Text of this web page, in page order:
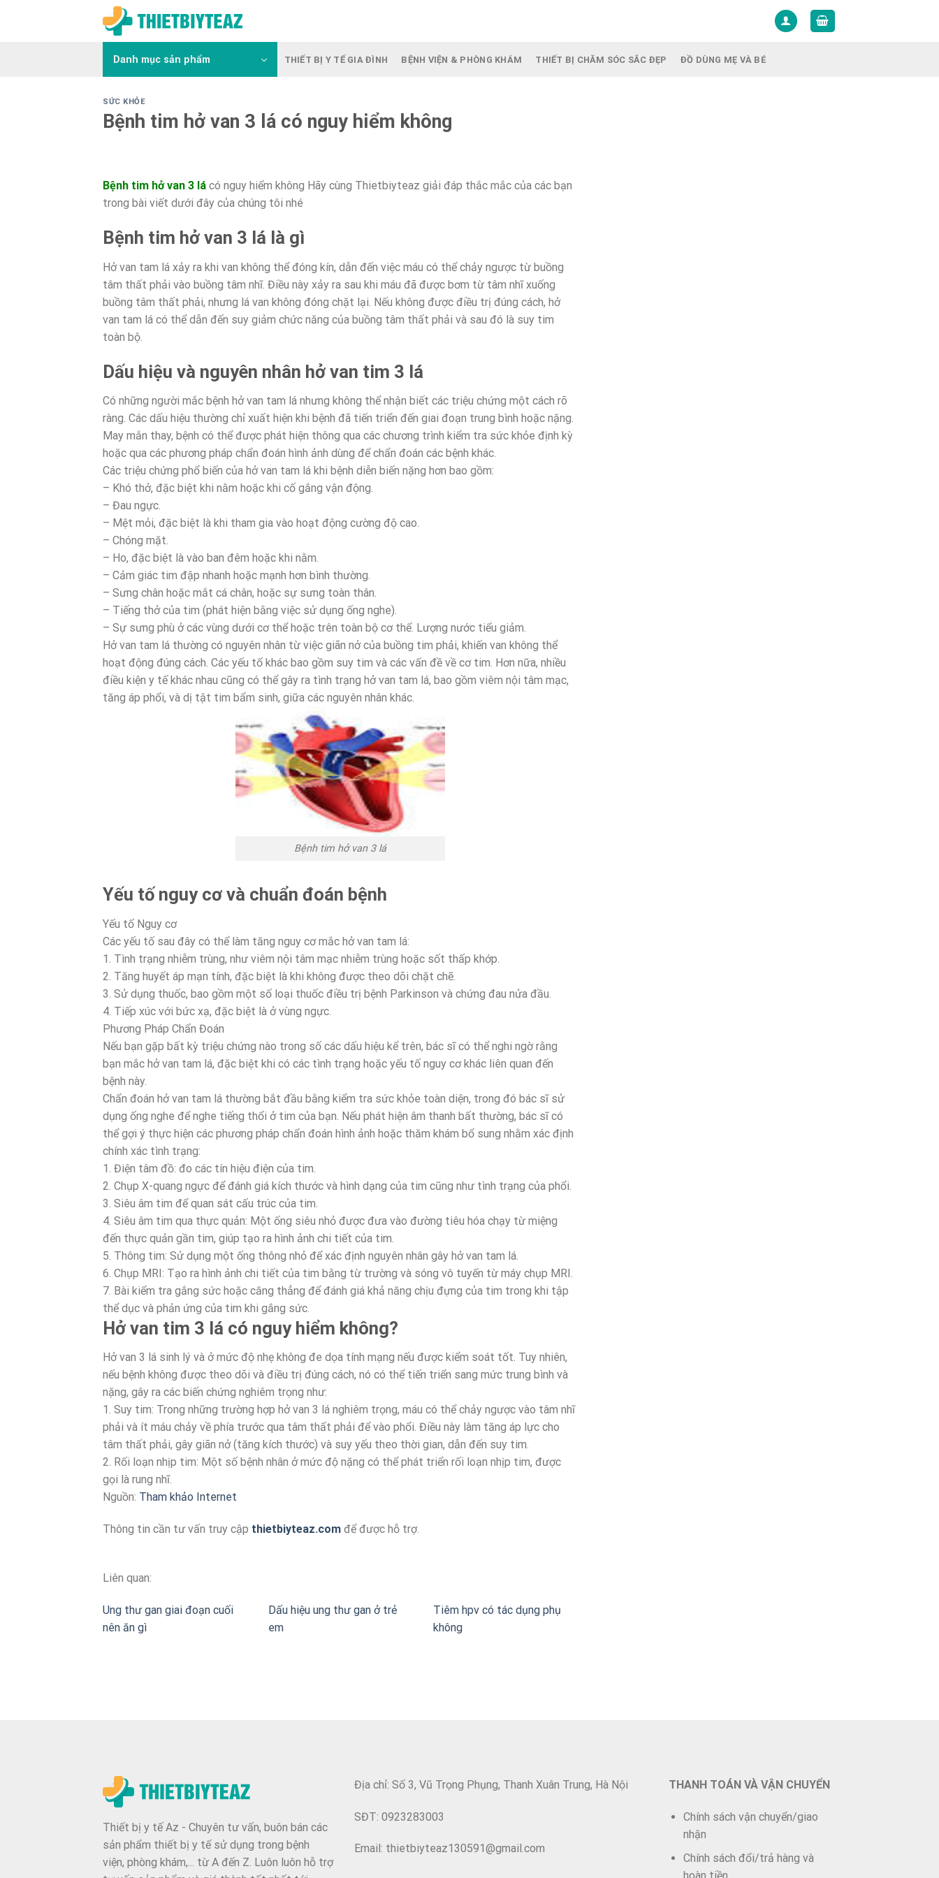
Danh mục sản phẩm THIẾT BỊ Y TẾ GIA ĐÌNH BỆNH VIỆN & PHÒNG KHÁM THIẾT BỊ CHĂM SÓC SẮC ĐẸP ĐỒ DÙNG MẸ VÀ BÉ
SỨC KHỎE
Bệnh tim hở van 3 lá có nguy hiểm không
Bệnh tim hở van 3 lá có nguy hiểm không Hãy cùng Thietbiyteaz giải đáp thắc mắc của các bạn
trong bài viết dưới đây của chúng tôi nhé
Bệnh tim hở van 3 lá là gì
Hở van tam lá xảy ra khi van không thể đóng kín, dẫn đến việc máu có thể chảy ngược từ buồng
tâm thất phải vào buồng tâm nhĩ. Điều này xảy ra sau khi máu đã được bơm từ tâm nhĩ xuống
buồng tâm thất phải, nhưng lá van không đóng chặt lại. Nếu không được điều trị đúng cách, hở
van tam lá có thể dẫn đến suy giảm chức năng của buồng tâm thất phải và sau đó là suy tim
toàn bộ.
Dấu hiệu và nguyên nhân hở van tim 3 lá
Có những người mắc bệnh hở van tam lá nhưng không thể nhận biết các triệu chứng một cách rõ
ràng. Các dấu hiệu thường chỉ xuất hiện khi bệnh đã tiến triển đến giai đoạn trung bình hoặc nặng.
May mắn thay, bệnh có thể được phát hiện thông qua các chương trình kiểm tra sức khỏe định kỳ
hoặc qua các phương pháp chẩn đoán hình ảnh dùng để chẩn đoán các bệnh khác.
Các triệu chứng phổ biến của hở van tam lá khi bệnh diễn biến nặng hơn bao gồm:
– Khó thở, đặc biệt khi nằm hoặc khi cố gắng vận động.
– Đau ngực.
– Mệt mỏi, đặc biệt là khi tham gia vào hoạt động cường độ cao.
– Chóng mặt.
– Ho, đặc biệt là vào ban đêm hoặc khi nằm.
– Cảm giác tim đập nhanh hoặc mạnh hơn bình thường.
– Sưng chân hoặc mắt cá chân, hoặc sự sưng toàn thân.
– Tiếng thở của tim (phát hiện bằng việc sử dụng ống nghe).
– Sự sưng phù ở các vùng dưới cơ thể hoặc trên toàn bộ cơ thể. Lượng nước tiểu giảm.
Hở van tam lá thường có nguyên nhân từ việc giãn nở của buồng tim phải, khiến van không thể
hoạt động đúng cách. Các yếu tố khác bao gồm suy tim và các vấn đề về cơ tim. Hơn nữa, nhiều
điều kiện y tế khác nhau cũng có thể gây ra tình trạng hở van tam lá, bao gồm viêm nội tâm mạc,
tăng áp phổi, và dị tật tim bẩm sinh, giữa các nguyên nhân khác.
Bệnh tim hở van 3 lá
Yếu tố nguy cơ và chuẩn đoán bệnh
Yếu tố Nguy cơ
Các yếu tố sau đây có thể làm tăng nguy cơ mắc hở van tam lá:
1. Tình trạng nhiễm trùng, như viêm nội tâm mạc nhiễm trùng hoặc sốt thấp khớp.
2. Tăng huyết áp mạn tính, đặc biệt là khi không được theo dõi chặt chẽ.
3. Sử dụng thuốc, bao gồm một số loại thuốc điều trị bệnh Parkinson và chứng đau nửa đầu.
4. Tiếp xúc với bức xạ, đặc biệt là ở vùng ngực.
Phương Pháp Chẩn Đoán
Nếu bạn gặp bất kỳ triệu chứng nào trong số các dấu hiệu kể trên, bác sĩ có thể nghi ngờ rằng
bạn mắc hở van tam lá, đặc biệt khi có các tình trạng hoặc yếu tố nguy cơ khác liên quan đến
bệnh này.
Chẩn đoán hở van tam lá thường bắt đầu bằng kiểm tra sức khỏe toàn diện, trong đó bác sĩ sử
dụng ống nghe để nghe tiếng thổi ở tim của bạn. Nếu phát hiện âm thanh bất thường, bác sĩ có
thể gợi ý thực hiện các phương pháp chẩn đoán hình ảnh hoặc thăm khám bổ sung nhằm xác định
chính xác tình trạng:
1. Điện tâm đồ: đo các tín hiệu điện của tim.
2. Chụp X-quang ngực để đánh giá kích thước và hình dạng của tim cũng như tình trạng của phổi.
3. Siêu âm tim để quan sát cấu trúc của tim.
4. Siêu âm tim qua thực quản: Một ống siêu nhỏ được đưa vào đường tiêu hóa chạy từ miệng
đến thực quản gần tim, giúp tạo ra hình ảnh chi tiết của tim.
5. Thông tim: Sử dụng một ống thông nhỏ để xác định nguyên nhân gây hở van tam lá.
6. Chụp MRI: Tạo ra hình ảnh chi tiết của tim bằng từ trường và sóng vô tuyến từ máy chụp MRI.
7. Bài kiểm tra gắng sức hoặc căng thẳng để đánh giá khả năng chịu đựng của tim trong khi tập
thể dục và phản ứng của tim khi gắng sức.
Hở van tim 3 lá có nguy hiểm không?
Hở van 3 lá sinh lý và ở mức độ nhẹ không đe dọa tính mạng nếu được kiểm soát tốt. Tuy nhiên,
nếu bệnh không được theo dõi và điều trị đúng cách, nó có thể tiến triển sang mức trung bình và
nặng, gây ra các biến chứng nghiêm trọng như:
1. Suy tim: Trong những trường hợp hở van 3 lá nghiêm trọng, máu có thể chảy ngược vào tâm nhĩ
phải và ít máu chảy về phía trước qua tâm thất phải để vào phổi. Điều này làm tăng áp lực cho
tâm thất phải, gây giãn nở (tăng kích thước) và suy yếu theo thời gian, dẫn đến suy tim.
2. Rối loạn nhịp tim: Một số bệnh nhân ở mức độ nặng có thể phát triển rối loạn nhịp tim, được
gọi là rung nhĩ.
Nguồn: Tham khảo Internet
Thông tin cần tư vấn truy cập thietbiyteaz.com để được hỗ trợ.
Liên quan:
Ung thư gan giai đoạn cuối
nên ăn gì
Dấu hiệu ung thư gan ở trẻ
em
Tiêm hpv có tác dụng phụ
không
Thiết bị y tế Az - Chuyên tư vấn, buôn bán các
sản phẩm thiết bị y tế sử dụng trong bệnh
viện, phòng khám,... từ A đến Z. Luôn luôn hỗ trợ
Địa chỉ: Số 3, Vũ Trọng Phụng, Thanh Xuân Trung, Hà Nội
SĐT: 0923283003
Email: thietbiyteaz130591@gmail.com
THANH TOÁN VÀ VẬN CHUYỂN
Chính sách vận chuyển/giao
nhận
Chính sách đổi/trả hàng và